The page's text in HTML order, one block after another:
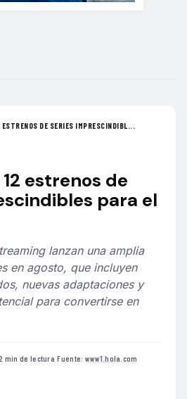
ESTRENOS DE SERIES IMPRESCINDIBL...
estrenos de
para el
lanzan una amplia
en agosto, que incluyen
nuevas adaptaciones y
para convertirse en
min de lectura·Fuente: www1.hola.com